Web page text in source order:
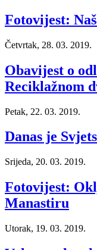
Fotovijest:
Četvrtak, 28. 03. 2019.
Obavijest o
Reciklažnom
Petak, 22. 03. 2019.
Danas je
Srijeda, 20. 03. 2019.
Fotovijest:
Manastiru
Utorak, 19. 03. 2019.